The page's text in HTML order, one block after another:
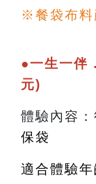
※餐袋布料
●一生一伴
元)
體驗內容：
保袋
適合體驗